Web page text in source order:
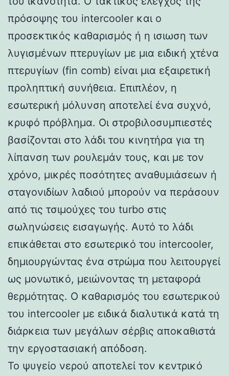
πρόσοψης του intercooler και ο
προσεκτικός καθαρισμός ή η ισιωση των
λυγισμένων πτερυγίων με μια ειδική χτένα
πτερυγίων (fin comb) είναι μια εξαιρετική
προληπτική συνήθεια. Επιπλέον, η
εσωτερική μόλυνση αποτελεί ένα συχνό,
κρυφό πρόβλημα. Οι στροβιλοσυμπιεστές
βασίζονται στο λάδι του κινητήρα για τη
λίπανση των ρουλεμάν τους, και με τον
χρόνο, μικρές ποσότητες αναθυμιάσεων ή
σταγονιδίων λαδιού μπορούν να περάσουν
από τις τσιμούχες του turbo στις
σωληνώσεις εισαγωγής. Αυτό το λάδι
επικάθεται στο εσωτερικό του intercooler,
δημιουργώντας ένα στρώμα που λειτουργεί
ως μονωτικό, μειώνοντας τη μεταφορά
θερμότητας. Ο καθαρισμός του εσωτερικού
του intercooler με ειδικά διαλυτικά κατά τη
διάρκεια των μεγάλων σέρβις αποκαθιστά
την εργοστασιακή απόδοση.
Το ψυγείο νερού αποτελεί τον κεντρικό